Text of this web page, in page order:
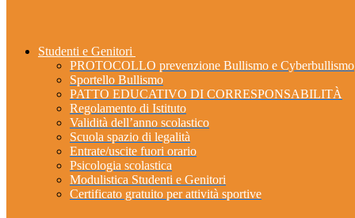
Studenti e Genitori
PROTOCOLLO prevenzione Bullismo e Cyberbullismo
Sportello Bullismo
PATTO EDUCATIVO DI CORRESPONSABILITÀ
Regolamento di Istituto
Validità dell’anno scolastico
Scuola spazio di legalità
Entrate/uscite fuori orario
Psicologia scolastica
Modulistica Studenti e Genitori
Certificato gratuito per attività sportive